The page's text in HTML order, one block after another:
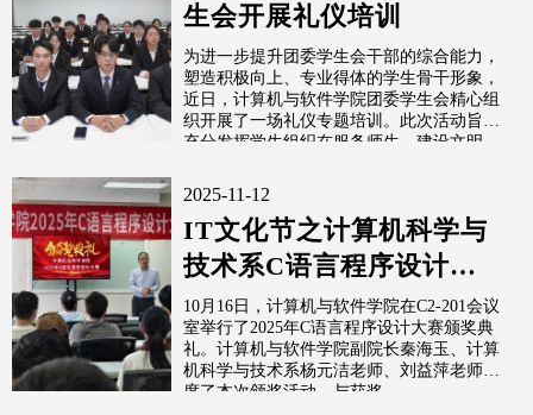
生会开展礼仪培训
为进一步提升团委学生会干部的综合能力，
塑造积极向上、专业得体的学生骨干形象，
近日，计算机与软件学院团委学生会精心组
织开展了一场礼仪专题培训。此次活动旨在
充分发挥学生组织在服务师生、建设文明
2025-11-12
IT文化节之计算机科学与
技术系C语言程序设计大
赛
10月16日，计算机与软件学院在C2-201会议
室举行了2025年C语言程序设计大赛颁奖典
礼。计算机与软件学院副院长秦海玉、计算
机科学与技术系杨元洁老师、刘益萍老师出
席了本次颁奖活动，与获奖...